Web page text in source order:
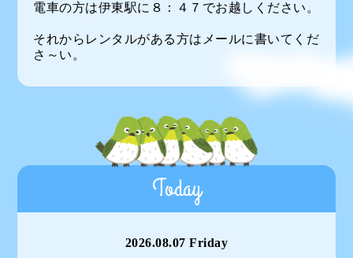
電車の方は伊東駅に８：４７でお越しください。
それからレンタルがある方はメールに書いてくだ
さ～い。
Today
2026.08.07 Friday